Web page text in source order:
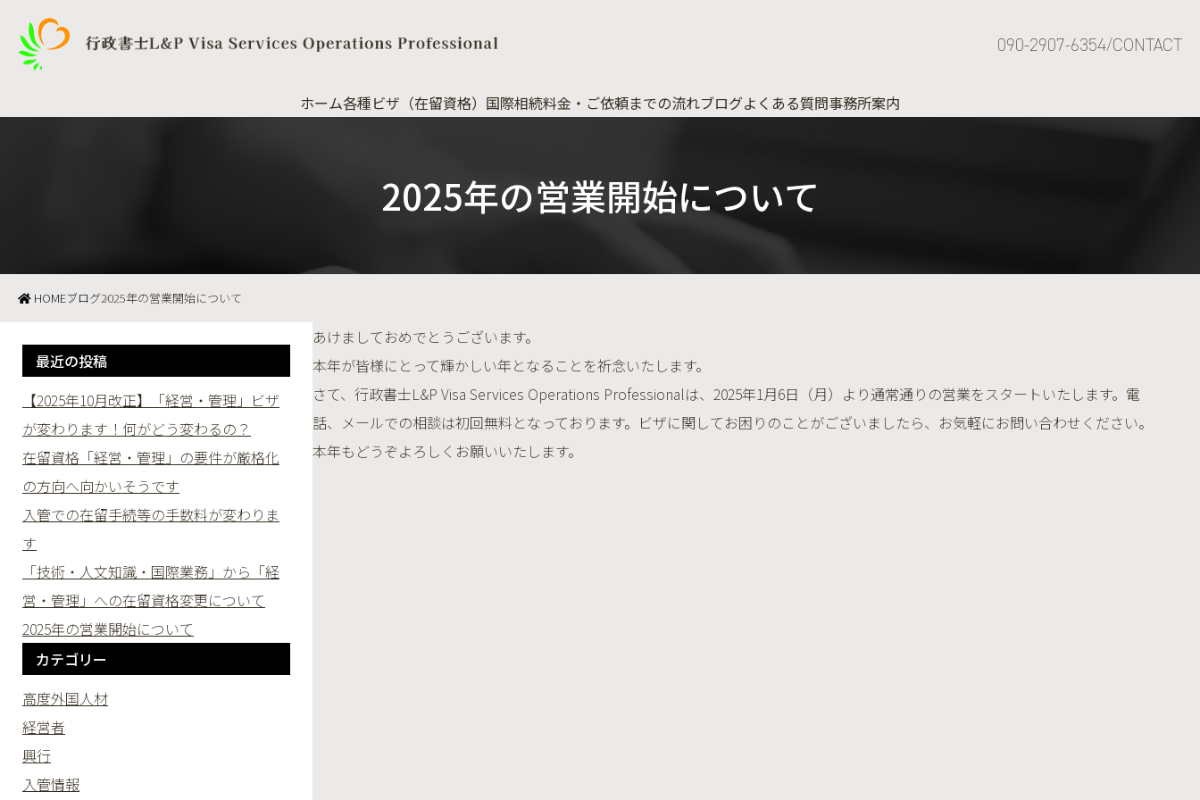
090-2907-6354 CONTACT
ホーム各種ビザ（在留資格） 国際相続料金・ご依頼までの流れブログよくある質問事務所案内
2025年の営業開始について
HOMEブログ2025年の営業開始について
あけましておめでとうございます。
本年が皆様にとって輝かしい年となることを祈念いたします。
さて、行政書士L&P Visa Services Operations Professionalは、2025年1月6日（月）より通常通りの営業をスタートいたします。電
話、メールでの相談は初回無料となっております。ビザに関してお困りのことがございましたら、お気軽にお問い合わせください。
本年もどうぞよろしくお願いいたします。
最近の投稿
【2025年10月改正】「経営・管理」ビザ
が変わります！何がどう変わるの？
在留資格「経営・管理」の要件が厳格化
の方向へ向かいそうです
入管での在留手続等の手数料が変わりま
す
「技術・人文知識・国際業務」から「経
営・管理」への在留資格変更について
2025年の営業開始について
カテゴリー
高度外国人材
経営者
興行
入管情報